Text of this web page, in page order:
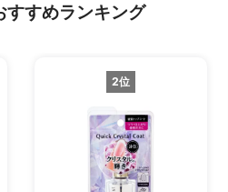
すすめランキング
2位